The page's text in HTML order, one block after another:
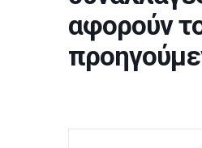
αφορούν